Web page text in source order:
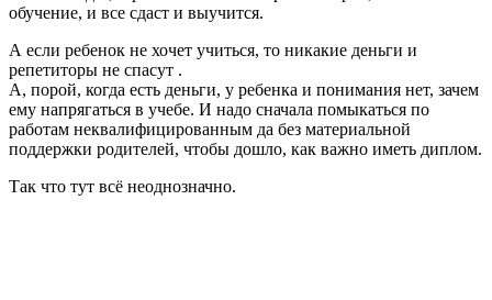
обучение, и все сдаст и выучится.
А если ребенок не хочет учиться, то никакие деньги и
репетиторы не спасут .
А, порой, когда есть деньги, у ребенка и понимания нет, зачем
ему напрягаться в учебе. И надо сначала помыкаться по
работам неквалифицированным да без материальной
поддержки родителей, чтобы дошло, как важно иметь диплом.
Так что тут всё неоднозначно.